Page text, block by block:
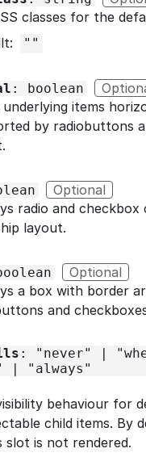
classes for the
""
: boolean
underlying items
by radiobuttons
Optional
radio and
layout.
Optional
a box with border
and
: "never" |
| "always"
behaviour for
child items. By
slot is not rendered.